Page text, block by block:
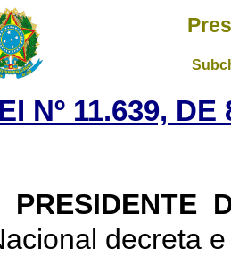
Nº 11.639,
DA
decreta